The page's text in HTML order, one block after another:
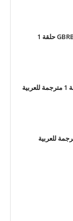
برنامج GBRB: Reap What You Sow حلقة 1
برنامج نادي الأصدقاء السري حلقة 1 مترجمة للعربية